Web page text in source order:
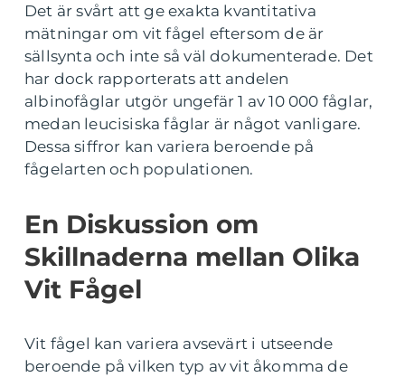
Det är svårt att ge exakta kvantitativa
mätningar om vit fågel eftersom de är
sällsynta och inte så väl dokumenterade. Det
har dock rapporterats att andelen
albinofåglar utgör ungefär 1 av 10 000 fåglar,
medan leucisiska fåglar är något vanligare.
Dessa siffror kan variera beroende på
fågelarten och populationen.
En Diskussion om
Skillnaderna mellan Olika
Vit Fågel
Vit fågel kan variera avsevärt i utseende
beroende på vilken typ av vit åkomma de